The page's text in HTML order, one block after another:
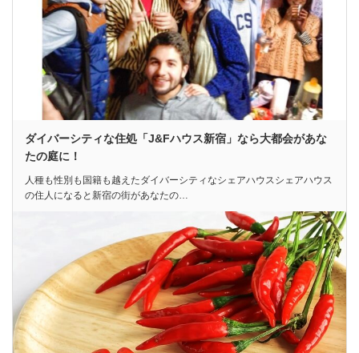
ダイバーシティな住処「J&Fハウス新宿」なら大都会があな
たの庭に！
人種も性別も国籍も越えたダイバーシティなシェアハウスシェアハウス
の住人になると新宿の街があなたの…